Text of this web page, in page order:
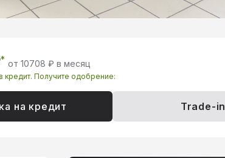
* от 10708 ₽ в месяц
кредит. Получите одобрение:
на кредит Trade-in